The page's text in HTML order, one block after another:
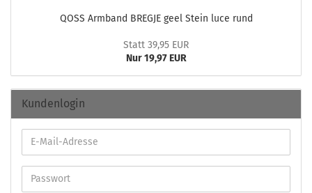
QOSS Arm­band BREG­JE geel Stein luce rund
Statt 39,95 EUR
Nur 19,97 EUR
Kundenlogin